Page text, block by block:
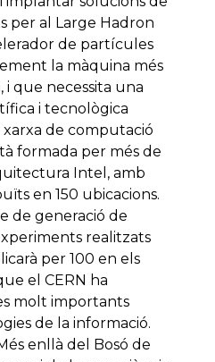
per al Large Hadron
de partícules
la màquina més
i que necessita una
i tecnològica
xarxa de computació
formada per més de
Intel, amb
en 150 ubicacions.
de generació de
realitzats
per 100 en els
el CERN ha
molt importants
de la informació.
enllà del Bosó de